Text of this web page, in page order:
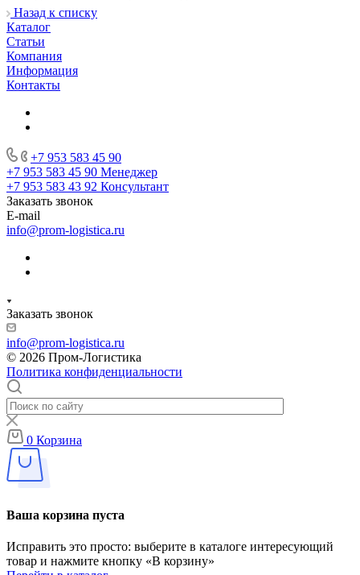
Назад к списку
Каталог
Статьи
Компания
Информация
Контакты
+7 953 583 45 90
+7 953 583 45 90 Менеджер
+7 953 583 43 92 Консультант
Заказать звонок
E-mail
info@prom-logistica.ru
Заказать звонок
info@prom-logistica.ru
© 2026 Пром-Логистика
Политика конфиденциальности
0 Корзина
Ваша корзина пуста
Исправить это просто: выберите в каталоге интересующий
товар и нажмите кнопку «В корзину»